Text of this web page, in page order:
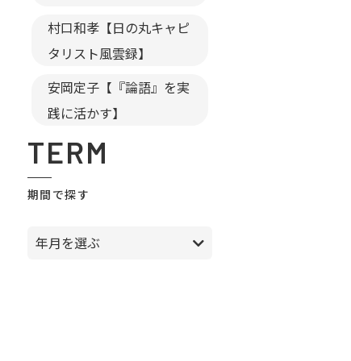
村口和孝【日の丸キャピ
タリスト風雲録】
安岡定子【『論語』を実
践に活かす】
TERM
期間で探す
年月を選ぶ